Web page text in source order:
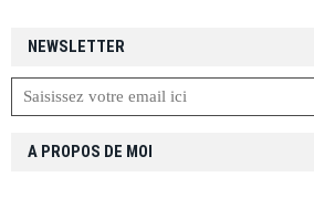
NEWSLETTER
A PROPOS DE MOI